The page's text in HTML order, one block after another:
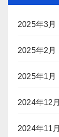
2025年3月
2025年2月
2025年1月
2024年12月
2024年11月